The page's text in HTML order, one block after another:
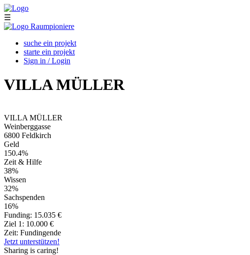
Skip to main content
☰
suche ein projekt
starte ein projekt
Sign in / Login
VILLA MÜLLER
VILLA MÜLLER
Weinberggasse
6800 Feldkirch
Geld
150.4%
Zeit & Hilfe
38%
Wissen
32%
Sachspenden
16%
Funding: 15.035 €
Ziel 1: 10.000 €
Zeit: Fundingende
Jetzt unterstützen!
Sharing is caring!